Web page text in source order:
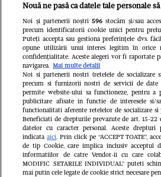
Contact
Pariază responsabil! Decizia
821/25.09.2025.
Jocurile de noroc sunt
LINKS
Nouă ne pasă ca datele tale personale
Noi și partenerii noștri 596stocăm și/sau
precum identificatorii cookie unici pentru
Puteți accepta sau gestiona preferințele dvs.
opune utilizării unui interes legitim în orice
confidențialitate. Aceste alegeri vor fi raportate
navigarea. Mai multe detalii
Noi si partenerii nostri (retelele de socializare
precum si furnizorii nostri de servicii de date
permite website-ului sa functioneze, pentru a
publicitare afisate in functie de interesele
functionalitati aferente retelelor de socializare
Beneficiati de drepturile prevazute de art. 15-22
datelor cu caracter personal. Aceste
indicataaici. Prin click pe “ACCEPT TOATE”,
de tip Cookie, care implica inclusiv acceptul
informatiilor de catre Vendor-ii cu care
MODIFIC SETARILE INDIVIDUAL” puteti
mai putin cele legate de cookie strict necesare